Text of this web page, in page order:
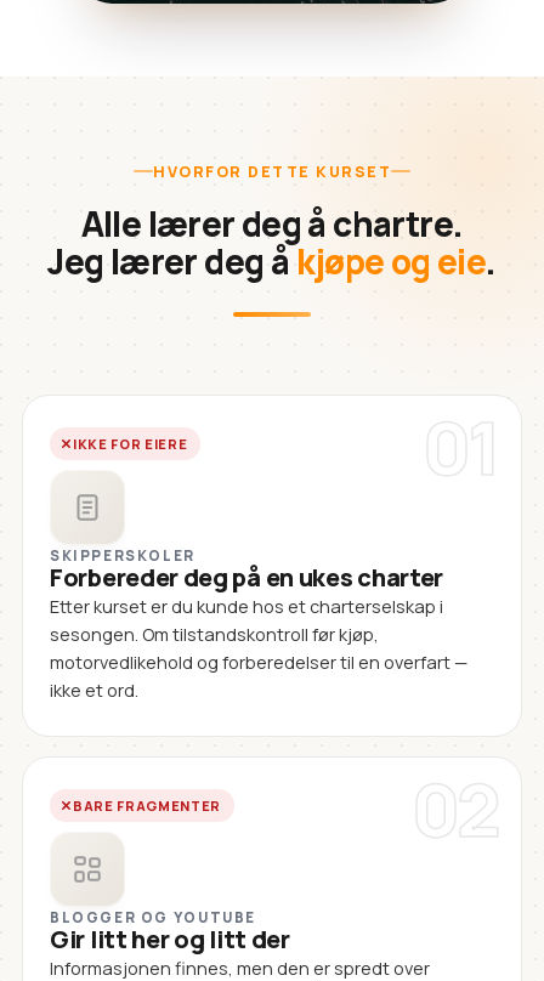
HVORFOR DETTE KURSET
Alle lærer deg å chartre.
Jeg lærer deg åkjøpe og eie.
01
IKKE FOR EIERE
SKIPPERSKOLER
Forbereder deg på en ukes charter
Etter kurset er du kunde hos et charterselskap i
sesongen. Om tilstandskontroll før kjøp,
motorvedlikehold og forberedelser til en overfart —
ikke et ord.
02
BARE FRAGMENTER
BLOGGER OG YOUTUBE
Gir litt her og litt der
Informasjonen finnes, men den er spredt over